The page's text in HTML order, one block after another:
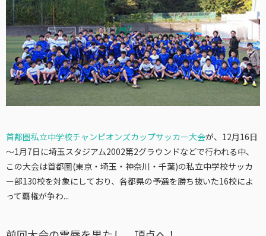
首都圏私立中学校チャンピオンズカップサッカー大会が、12月16日
～1月7日に埼玉スタジアム2002第2グラウンドなどで行われる中、
この大会は首都圏(東京・埼玉・神奈川・千葉)の私立中学校サッカ
ー部130校を対象にしており、各都県の予選を勝ち抜いた16校によ
って覇権が争わ...